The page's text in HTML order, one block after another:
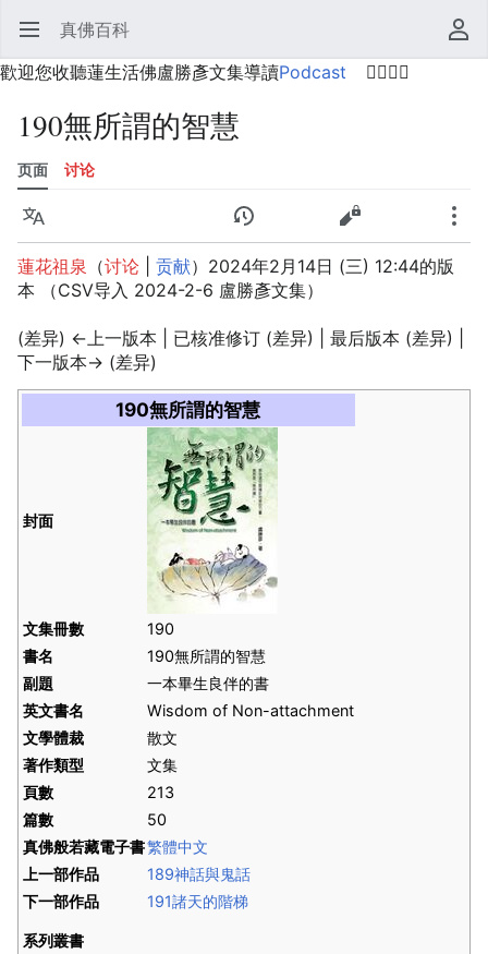
打开主菜单 真佛百科
用户菜单
歡迎您收聽蓮生活佛盧勝彥文集導讀Podcast 🙋‍♂️🙋‍♀️
190無所謂的智慧
页面 讨论
语言 历史
蓮花祖泉 （讨论 贡献） 2024年2月14日 (三) 12:44的版
本
（CSV导入 2024-2-6 盧勝彥文集）
(差异) ←上一版本 | 已核准修订 (差异) | 最后版本 (差异) |
下一版本→ (差异)
190無所謂的智慧
封面
文集冊數
190
書名
190無所謂的智慧
副題
一本畢生良伴的書
英文書名
Wisdom of Non-attachment
文學體裁
散文
著作類型
文集
頁數
213
篇數
50
真佛般若藏電子書繁體中文
上一部作品
189神話與鬼話
下一部作品
191諸天的階梯
系列叢書